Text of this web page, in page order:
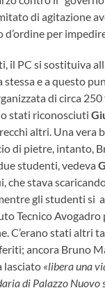
di agitazione
d’ordine per
il PC si sostituiva
stessa e a questo
di circa
stati riconosciuti
altri. Una vera
di pietre, intanto,
studenti, vedeva
che stava
gli studenti si
Tecnico
C’erano stati altri
ancora Bruno
lasciato «libera una
di Palazzo Nuovo